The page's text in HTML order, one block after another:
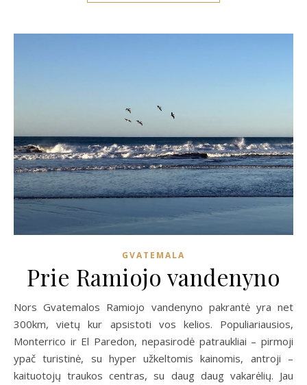
GVATEMALA
Prie Ramiojo vandenyno
Nors Gvatemalos Ramiojo vandenyno pakrantė yra net
300km, vietų kur apsistoti vos kelios. Populiariausios,
Monterrico ir El Paredon, nepasirodė patraukliai – pirmoji
ypač turistinė, su hyper užkeltomis kainomis, antroji –
kaituotojų traukos centras, su daug daug vakarėlių. Jau